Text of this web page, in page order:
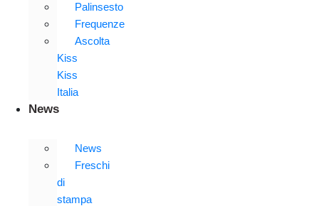
Palinsesto
Frequenze
Ascolta
Kiss
Kiss
Italia
News
News
Freschi
di
stampa